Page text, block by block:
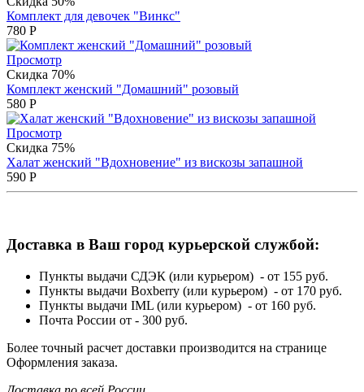
Комплект для девочек "Винкс"
780 Р
Просмотр
Скидка 70%
Комплект женский "Домашний" розовый
580 Р
Просмотр
Скидка 75%
Халат женский "Вдохновение" из вискозы запашной
590 Р
Доставка в Ваш город курьерской службой:
Пункты выдачи СДЭК (или курьером) - от 155 руб.
Пункты выдачи Boxberry (или курьером) - от 170 руб.
Пункты выдачи IML (или курьером) - от 160 руб.
Почта России от - 300 руб.
Более точный расчет доставки производится на странице
Оформления заказа.